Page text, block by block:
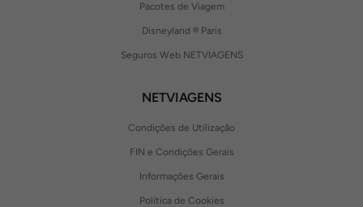
Pacotes de Viagem
Disneyland ® Paris
Seguros Web NETVIAGENS
NETVIAGENS
Condições de Utilização
FIN e Condições Gerais
Informações Gerais
Política de Cookies